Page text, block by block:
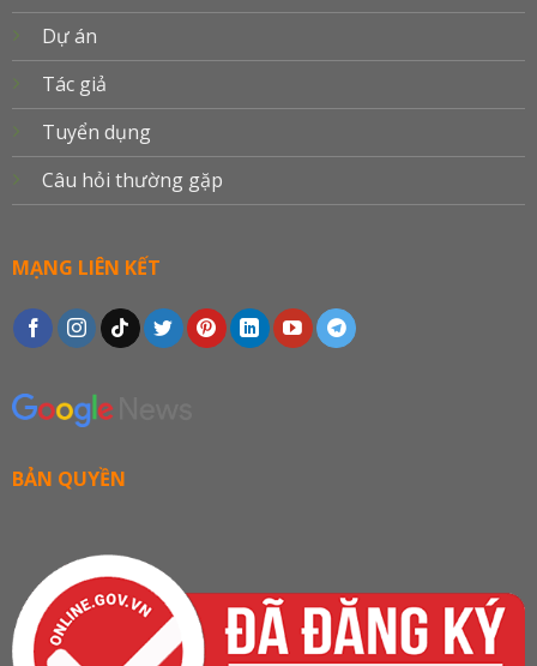
Dự án
Tác giả
Tuyển dụng
Câu hỏi thường gặp
MẠNG LIÊN KẾT
BẢN QUYỀN